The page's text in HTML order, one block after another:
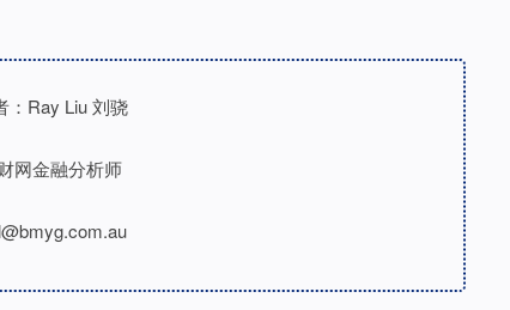
：Ray Liu 刘骁
网金融分析师